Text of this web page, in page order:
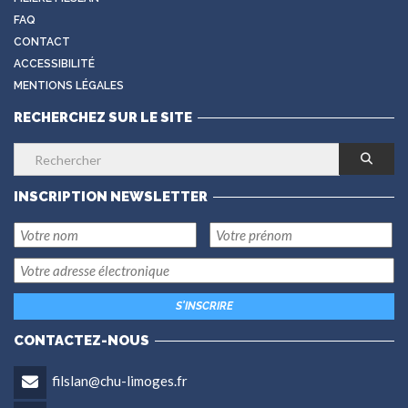
FAQ
CONTACT
ACCESSIBILITÉ
MENTIONS LÉGALES
RECHERCHEZ SUR LE SITE
INSCRIPTION NEWSLETTER
CONTACTEZ-NOUS
filslan@chu-limoges.fr